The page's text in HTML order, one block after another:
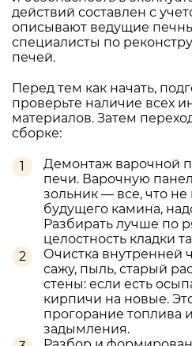
действий составлен с
описывают ведущие
специалисты по
печей.
Перед тем как начать,
проверьте наличие всех
материалов. Затем
сборке:
Демонтаж варочной
печи. Варочную
зольник — все, что
будущего камина,
Разбирать лучше по
целостность кладки
Очистка внутренней
сажу, пыль, старый
стены: если есть
кирпичи на новые.
прогорание топлива
задымления.